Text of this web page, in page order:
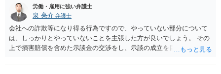
労働・雇用に強い弁護士
泉 亮介 弁護士
会社への詐欺等になり得る行為ですので、やっていない部分について
は、しっかりとやっていないことを主張した方が良いでしょう。 その
上で損害賠償を含めた示談金の交渉をし、示談の成立を目指す必要が